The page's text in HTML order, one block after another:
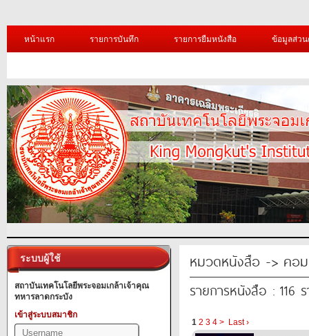
หน้าแรก รายการบันทึก รายการยืมหนังสือ ข้อมูลส่ว
ระบบผู้ใช้
สถาบันเทคโนโลยีพระจอมเกล้าเจ้าคุณ
ทหารลาดกระบัง
เข้าสู่ระบบสมาชิก
หมวดหนังสือ -> คอ
รายการหนังสือ : 116
1 2 3 4 > Last ›